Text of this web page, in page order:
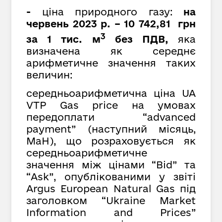
- ціна природного газу: на
червень 2023 р. – 10 742,81 грн
за 1 тис. м3 без ПДВ, яка
визначена як середнє
арифметичне значення таких
величин:
середньоарифметична ціна UA
VTP Gas price на умовах
передоплати “advanced
payment” (наступний місяць,
MaH), що розраховується як
cередньоарифметичне
значення між цінами “Bid” та
“Ask”, опублікованими у звіті
Argus European Natural Gas під
заголовком “Ukraine Market
Information and Prices”